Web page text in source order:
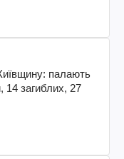
палають
14 загиблих, 27